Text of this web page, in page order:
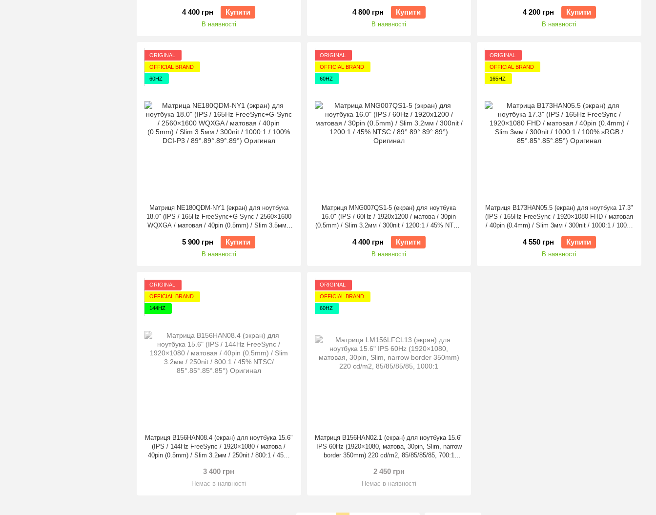
[KL1600I006] Оригінал
4 400 грн Купити
В наявності
89°.89°.89°.89°) Оригінал
4 800 грн Купити
В наявності
85°.85°.85°.85°) Оригінал
4 200 грн Купити
В наявності
ORIGINAL
OFFICIAL BRAND
60HZ
Матриця NE180QDM-NY1 (екран) для ноутбука
18.0" (IPS / 165Hz FreeSync+G-Sync / 2560×1600
WQXGA / матовая / 40pin (0.5mm) / Slim 3.5мм /
Оригінал
5 900 грн Купити
В наявності
ORIGINAL
OFFICIAL BRAND
60HZ
Матриця MNG007QS1-5 (екран) для ноутбука
16.0" (IPS / 60Hz / 1920х1200 / матова / 30pin
(0.5mm) / Slim 3.2мм / 300nit / 1200:1 / 45% NTSC
4 400 грн Купити
В наявності
ORIGINAL
OFFICIAL BRAND
165HZ
Матриця B173HAN05.5 (екран) для ноутбука 17.3"
(IPS / 165Hz FreeSync / 1920×1080 FHD / матовая
/ 40pin (0.4mm) / Slim 3мм / 300nit / 1000:1 / 100%
4 550 грн Купити
В наявності
ORIGINAL
OFFICIAL BRAND
144HZ
Матриця B156HAN08.4 (екран) для ноутбука 15.6"
(IPS / 144Hz FreeSync / 1920×1080 / матова /
40pin (0.5mm) / Slim 3.2мм / 250nit / 800:1 / 45%
3 400 грн
Немає в наявності
ORIGINAL
OFFICIAL BRAND
60HZ
Матриця B156HAN02.1 (екран) для ноутбука 15.6"
IPS 60Hz (1920×1080, матова, 30pin, Slim, narrow
border 350mm) 220 cd/m2, 85/85/85/85, 700:1
2 450 грн
Немає в наявності